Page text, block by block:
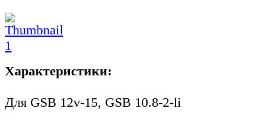
Характеристики:
Для GSB 12v-15, GSB 10.8-2-li